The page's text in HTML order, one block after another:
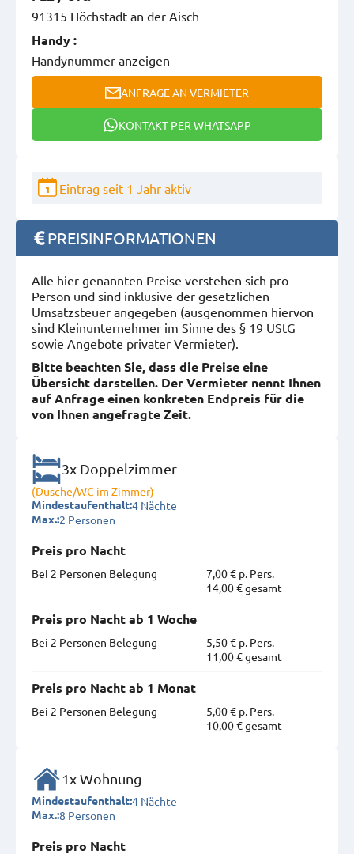
91315 Höchstadt an der Aisch
Handy :
Handynummer anzeigen
ANFRAGE AN VERMIETER
KONTAKT PER WHATSAPP
1 Eintrag seit 1 Jahr aktiv
PREISINFORMATIONEN
Alle hier genannten Preise verstehen sich pro
Person und sind inklusive der gesetzlichen
Umsatzsteuer angegeben (ausgenommen hiervon
sind Kleinunternehmer im Sinne des § 19 UStG
sowie Angebote privater Vermieter).
Bitte beachten Sie, dass die Preise eine
Übersicht darstellen. Der Vermieter nennt Ihnen
auf Anfrage einen konkreten Endpreis für die
von Ihnen angefragte Zeit.
3x Doppelzimmer
(Dusche/WC im Zimmer)
Mindestaufenthalt:4 Nächte
Max.:2 Personen
Preis pro Nacht
Bei 2 Personen Belegung
7,00 € p. Pers.
14,00 € gesamt
Preis pro Nacht ab 1 Woche
Bei 2 Personen Belegung
5,50 € p. Pers.
11,00 € gesamt
Preis pro Nacht ab 1 Monat
Bei 2 Personen Belegung
5,00 € p. Pers.
10,00 € gesamt
1x Wohnung
Mindestaufenthalt:4 Nächte
Max.:8 Personen
Preis pro Nacht